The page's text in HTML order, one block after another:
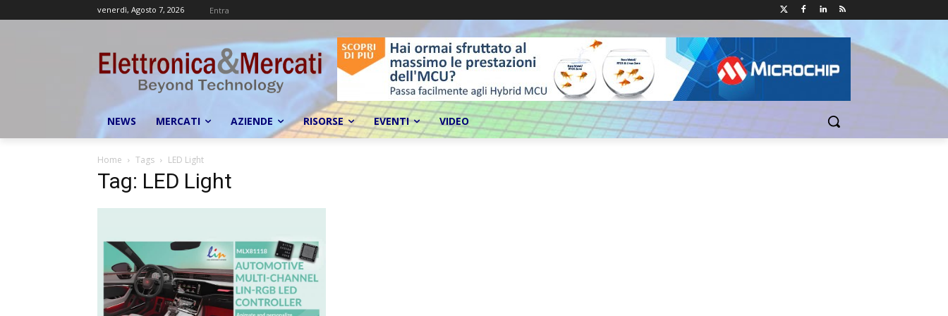
venerdì, Agosto 7, 2026 Entra
NEWS MERCATI AZIENDE RISORSE EVENTI VIDEO
Home Tags LED Light
Tag: LED Light